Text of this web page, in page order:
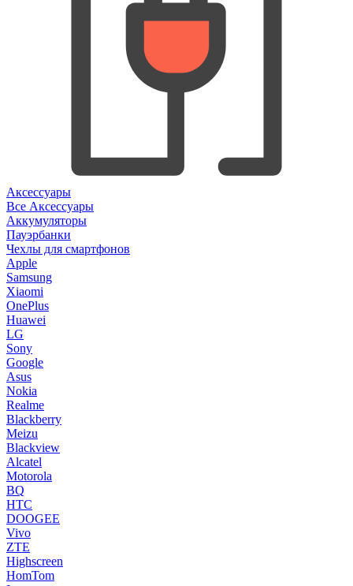
Аксессуары
Все Аксессуары
Аккумуляторы
Пауэрбанки
Чехлы для смартфонов
Apple
Samsung
Xiaomi
OnePlus
Huawei
LG
Sony
Google
Asus
Nokia
Realme
Blackberry
Meizu
Blackview
Alcatel
Motorola
BQ
HTC
DOOGEE
Vivo
ZTE
Highscreen
HomTom